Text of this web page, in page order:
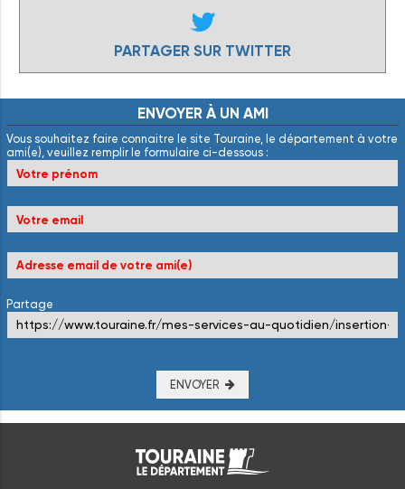
PARTAGER SUR TWITTER
ENVOYER À UN AMI
Vous souhaitez faire connaitre le site Touraine, le département à votre
ami(e), veuillez remplir le formulaire ci-dessous :
Partage
ENVOYER